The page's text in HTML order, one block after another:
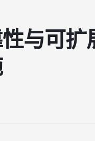
与可扩